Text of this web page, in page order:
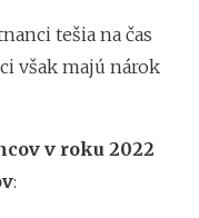
tešia na čas
však majú nárok
v roku 2022
: